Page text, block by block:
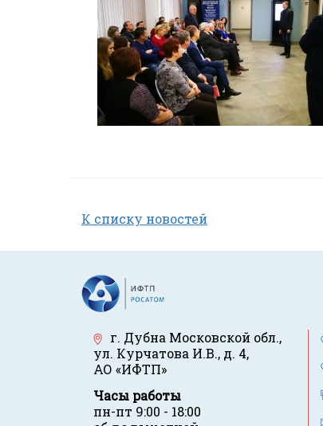
К списку новостей
г. Дубна Московской обл.,
ул. Курчатова И.В., д. 4,
АО «ИФТП»
Часы работы
пн-пт 9:00 - 18:00